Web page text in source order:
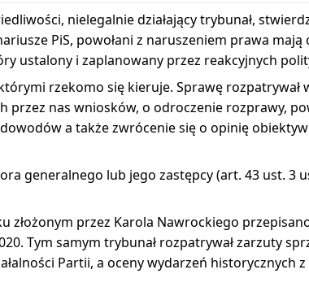
nielegalnie działający trybunał,
PiS, powołani z naruszeniem prawa mają
ustalony i zaplanowany przez reakcyjnych
rzekomo się kieruje. Sprawę rozpatrywał
przez nas wniosków, o odroczenie rozprawy,
a także zwrócenie się o opinię
generalnego lub jego zastępcy (art. 43 ust. 3
złożonym przez Karola Nawrockiego
Tym samym trybunał rozpatrywał zarzuty
Partii, a oceny wydarzeń historycznych